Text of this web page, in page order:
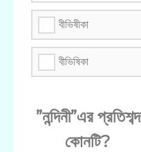
বীভিষীকা
বীভিষিকা
”নন্দিনী”এর প্রতিশব্দ
কোনটি?